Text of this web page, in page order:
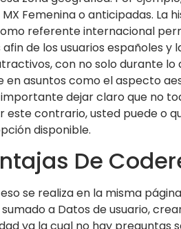
MX Femenina o anticipadas.
referente internacional
de los usuarios españoles y
con no solo durante
en asuntos como el aspecto
importante dejar claro que no
este contrario, usted puede o
disponible.
De
se realiza en la misma
a Datos de usuario,